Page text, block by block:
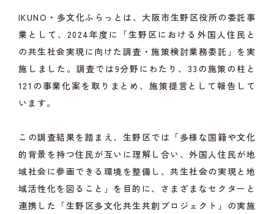
IKUNO・多文化ふらっとは、大阪市生野区役所の委託事
業として、2024年度に「生野区における外国人住民と
の共生社会実現に向けた調査・施策検討業務委託」を実
施しました。調査では9分野にわたり、33の施策の柱と
121の事業化案を取りまとめ、施策提言として報告して
います。
この調査結果を踏まえ、生野区では「多様な国籍や文化
的背景を持つ住民が互いに理解し合い、外国人住民が地
域社会に参画できる環境を整備し、共生社会の実現と地
域活性化を図ること」を目的に、さまざまなセクターと
連携した「生野区多文化共生共創プロジェクト」の実施